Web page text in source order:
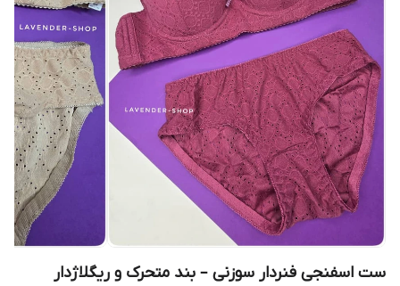
ست اسفنجی فنردار سوزنی – بند متحرک و ریگلاژدار